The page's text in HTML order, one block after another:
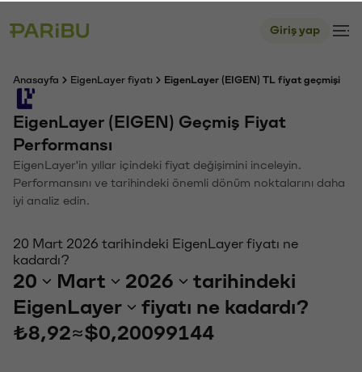
Giriş yap
Anasayfa EigenLayer fiyatı EigenLayer (EIGEN) TL fiyat geçmişi
EigenLayer (EIGEN) Geçmiş Fiyat
Performansı
EigenLayer'in yıllar içindeki fiyat değişimini inceleyin.
Performansını ve tarihindeki önemli dönüm noktalarını daha
iyi analiz edin.
20 Mart 2026 tarihindeki EigenLayer fiyatı ne
kadardı?
20 Mart 2026
tarihindeki
EigenLayer
fiyatı ne kadardı?
₺8,92≈$0,20099144